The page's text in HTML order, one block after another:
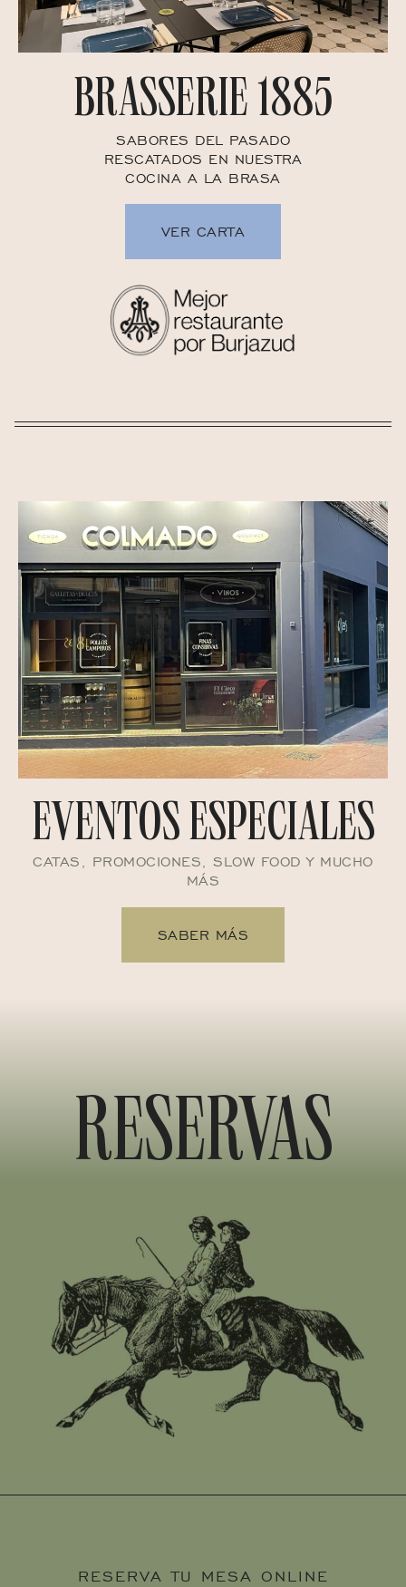
BRASSERIE 1885
SABORES DEL PASADO
RESCATADOS EN NUESTRA
COCINA A LA BRASA
VER CARTA
EVENTOS ESPECIALES
CATAS, PROMOCIONES, SLOW FOOD Y MUCHO
MÁS
SABER MÁS
RESERVAS
RESERVA TU MESA ONLINE